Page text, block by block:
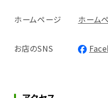
ホームページ ホーム
お店のSNS